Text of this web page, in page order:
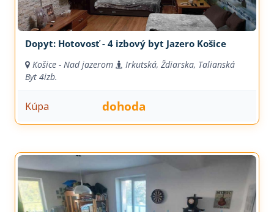
Dopyt: Hotovosť - 4 izbový byt Jazero Košice
Košice - Nad jazerom
Irkutská, Ždiarska, Talianská
Byt 4izb.
Kúpa dohoda